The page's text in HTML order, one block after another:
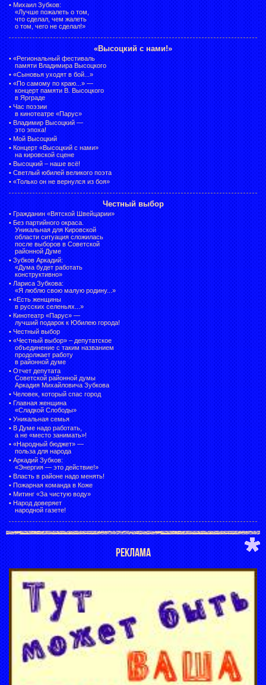
• Михаил Зубков:
«Лучше пожалеть о том,
что сделал, чем жалеть
о том, чего не сделал!»
«Высоцкий с нами!»
• «Региональный фестиваль
памяти Владимира Высоцкого
• «Сыновья уходят в бой...»
• «По самому по краю...» —
концерт памяти В. Высоцкого
в Ярграде
• Час поэзии
в кинотеатре «Парус»
• Владимир Высоцкий —
это эпоха!
• Мой Высоцкий
• Концерт «Высоцкий с нами»
на кировской сцене
• Высоцкий – наше всё!
• Светлый юбилей великого поэта
• «Только он не вернулся из боя»
Честный выбор
• Гражданин «Вятской Швейцарии»
• Без партийного окраса.
Уникальная для Кировской
области ситуация сложилась
после выборов в Советской
районной Думе
• Зубков Аркадий:
«Дума будет работать
конструктивно»
• Лариса Зубкова:
«Я люблю свою малую родину...»
• «Есть женщины
в русских селеньях...»
• Кинотеатр «Парус» —
лучший подарок к Юбилею города!
• Честный выбор
• «Честный выбор» – депутатское
объединение с таким названием
продолжает работу
в районной думе
• Отчет депутата
Советской районной думы
Аркадия Михайловича Зубкова
• Человек, который спас город
• Главная женщина
«Сладкой Слободы»
• Уникальная семья
• В Думе надо работать,
а не «место занимать»!
• «Народный бюджет» —
польза для народа
• Аркадий Зубков:
«Энергия — это действие!»
• Власть в районе надо менять!
• Пожарная команда в Коже
• Митинг «За чистую воду»
• Народ доверяет
народной газете!
РЕКЛАМА